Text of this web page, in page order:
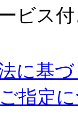
ビス
に基
指定